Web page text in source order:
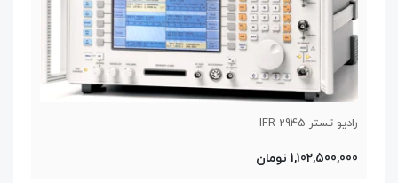
رادیو تستر IFR 2945
1,102,500,000 تومان